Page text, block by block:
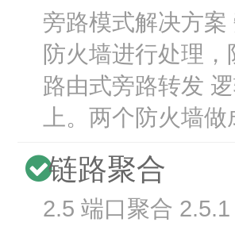
旁路模式解决方
防火墙进行处理
路由式旁路转发
上。两个防火墙
链路聚合
2.5 端口聚合